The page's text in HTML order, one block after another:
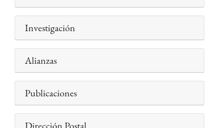
Investigación
Alianzas
Publicaciones
Dirección Postal